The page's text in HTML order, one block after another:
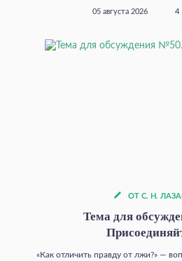
05 августа 2026 4
ОТ С. Н.
Тема для
«Как отличить правду от лжи?» —